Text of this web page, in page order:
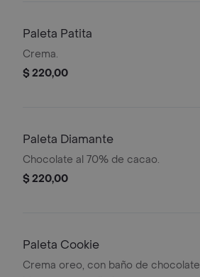
Paleta Patita
Crema.
$ 220,00
Paleta Diamante
Chocolate al 70% de cacao.
$ 220,00
Paleta Cookie
Crema oreo, con baño de chocolate